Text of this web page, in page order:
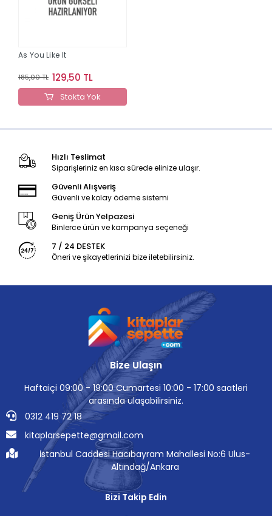
As You Like It
185,00 TL 129,50 TL
Stokta Yok
Hızlı Teslimat
Siparişleriniz en kısa sürede elinize ulaşır.
Güvenli Alışveriş
Güvenli ve kolay ödeme sistemi
Geniş Ürün Yelpazesi
Binlerce ürün ve kampanya seçeneği
7 / 24 DESTEK
Öneri ve şikayetlerinizi bize iletebilirsiniz.
Bize Ulaşın
Haftaiçi 09:00 - 19:00 Cumartesi 10:00 - 17:00 saatleri
arasında ulaşabilirsiniz.
0312 419 72 18
kitaplarsepette@gmail.com
İstanbul Caddesi Hacıbayram Mahallesi No:6 Ulus-
Altındağ/Ankara
Bizi Takip Edin